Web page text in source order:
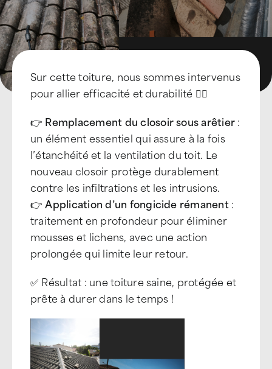
Sur cette toiture, nous sommes intervenus
pour allier efficacité et durabilité 👷‍♂️
👉 Remplacement du closoir sous arêtier:
un élément essentiel qui assure à la fois
l’étanchéité et la ventilation du toit. Le
nouveau closoir protège durablement
contre les infiltrations et les intrusions.
👉Application d’un fongicide rémanent:
traitement en profondeur pour éliminer
mousses et lichens, avec une action
prolongée qui limite leur retour.
✅ Résultat : une toiture saine, protégée et
prête à durer dans le temps !